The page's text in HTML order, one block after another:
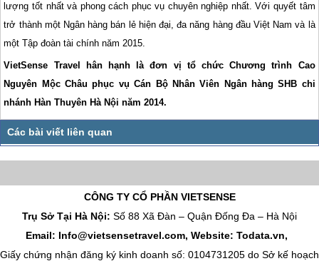
lượng tốt nhất và phong cách phục vụ chuyên nghiệp nhất. Với quyết tâm
trở thành một Ngân hàng bán lẻ hiện đại, đa năng hàng đầu Việt Nam và là
một Tập đoàn tài chính năm 2015.
VietSense Travel hân hạnh là đơn vị tổ chức Chương trình Cao
Nguyên Mộc Châu phục vụ Cán Bộ Nhân Viên Ngân hàng SHB chi
nhánh Hàn Thuyên Hà Nội năm 2014.
CÔNG TY CỔ PHẦN VIETSENSE
Trụ Sở Tại Hà Nội: Số 88 Xã Đàn – Quận Đống Đa – Hà Nội
Email: Info@vietsensetravel.com, Website: Todata.vn,
Giấy chứng nhận đăng ký kinh doanh số: 0104731205 do Sở kế hoạch